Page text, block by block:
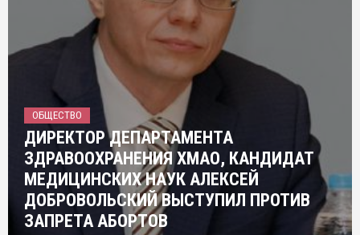
ОБЩЕСТВО
ДИРЕКТОР ДЕПАРТАМЕНТА
ЗДРАВООХРАНЕНИЯ ХМАО, КАНДИДАТ
МЕДИЦИНСКИХ НАУК АЛЕКСЕЙ
ДОБРОВОЛЬСКИЙ ВЫСТУПИЛ ПРОТИВ
ЗАПРЕТА АБОРТОВ